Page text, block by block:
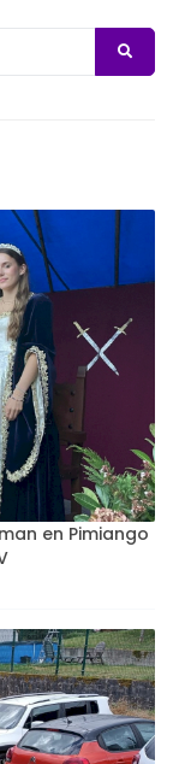
en Pimiango